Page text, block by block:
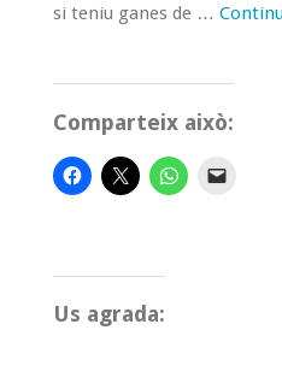
Desembresi teniu ganes de …
Comparteix això:
Us agrada: